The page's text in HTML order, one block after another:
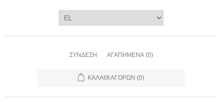
ΣΎΝΔΕΣΗ ΑΓΑΠΗΜΈΝΑ (0)
ΚΑΛΆΘΙ ΑΓΟΡΏΝ (0)